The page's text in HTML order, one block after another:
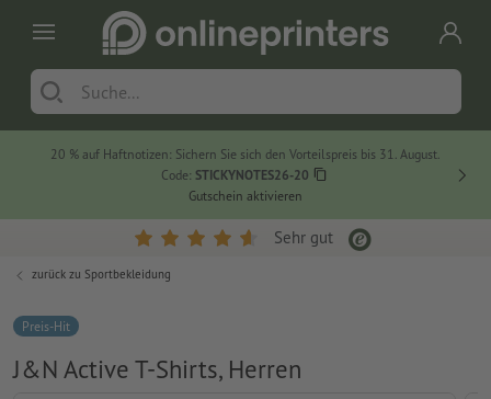
20 % auf Haftnotizen: Sichern Sie sich den Vorteilspreis bis 31. August.
Code: STICKYNOTES26-20
Gutschein aktivieren
Sehr gut
zurück zu Sportbekleidung
Preis-Hit
J&N Active T-Shirts, Herren